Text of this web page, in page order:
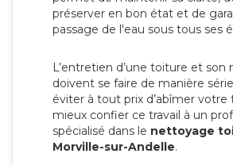
préserver en bon état et de
passage de l'eau sous tous ses
L’entretien d’une toiture et son
doivent se faire de manière
éviter à tout prix d’abîmer votre
mieux confier ce travail à un
spécialisé dans le nettoyage
Morville-sur-Andelle.